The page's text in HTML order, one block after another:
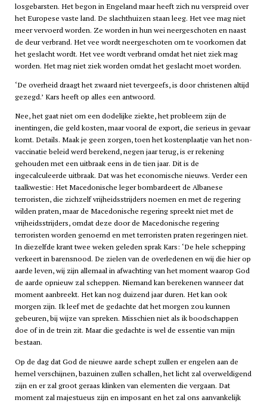
losgebarsten. Het begon in Engeland maar heeft zich nu verspreid over
het Europese vaste land. De slachthuizen staan leeg. Het vee mag niet
meer vervoerd worden. Ze worden in hun wei neergeschoten en naast
de deur verbrand. Het vee wordt neergeschoten om te voorkomen dat
het geslacht wordt. Het vee wordt verbrand omdat het niet ziek mag
worden. Het mag niet ziek worden omdat het geslacht moet worden.
‘De overheid draagt het zwaard niet tevergeefs, is door christenen altijd
gezegd.’ Kars heeft op alles een antwoord.
Nee, het gaat niet om een dodelijke ziekte, het probleem zijn de
inentingen, die geld kosten, maar vooral de export, die serieus in gevaar
komt. Details. Maak je geen zorgen, toen het kostenplaatje van het non-
vaccinatie beleid werd berekend, negen jaar terug, is er rekening
gehouden met een uitbraak eens in de tien jaar. Dit is de
ingecalculeerde uitbraak. Dat was het economische nieuws. Verder een
taalkwestie: Het Macedonische leger bombardeert de Albanese
terroristen, die zichzelf vrijheidsstrijders noemen en met de regering
wilden praten, maar de Macedonische regering spreekt niet met de
vrijheidsstrijders, omdat deze door de Macedonische regering
terroristen worden genoemd en met terroristen praten regeringen niet.
In diezelfde krant twee weken geleden sprak Kars: ‘De hele schepping
verkeert in barensnood. De zielen van de overledenen en wij die hier op
aarde leven, wij zijn allemaal in afwachting van het moment waarop God
de aarde opnieuw zal scheppen. Niemand kan berekenen wanneer dat
moment aanbreekt. Het kan nog duizend jaar duren. Het kan ook
morgen zijn. Ik leef met de gedachte dat het morgen zou kunnen
gebeuren, bij wijze van spreken. Misschien niet als ik boodschappen
doe of in de trein zit. Maar die gedachte is wel de essentie van mijn
bestaan.
Op de dag dat God de nieuwe aarde schept zullen er engelen aan de
hemel verschijnen, bazuinen zullen schallen, het licht zal overweldigend
zijn en er zal groot geraas klinken van elementen die vergaan. Dat
moment zal majestueus zijn en imposant en het zal ons aanvankelijk